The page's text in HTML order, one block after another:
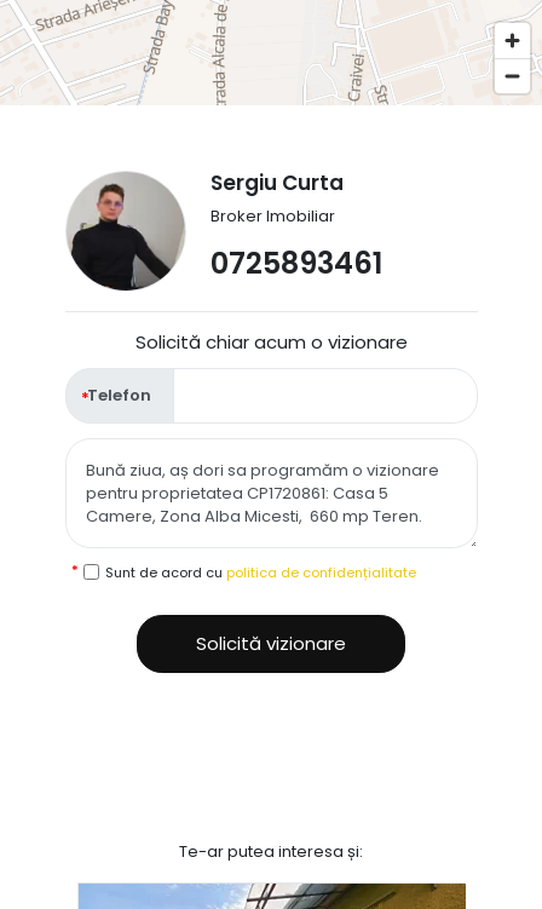
Sergiu Curta
Broker Imobiliar
0725893461
Solicită chiar acum o vizionare
Telefon
Sunt de acord cu politica de confidențialitate
Solicită vizionare
Te-ar putea interesa și: